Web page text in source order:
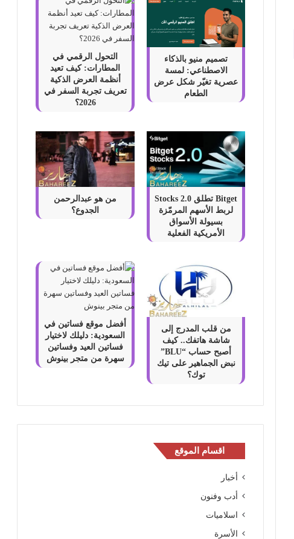
تصميم منيو بالذكاء
الاصطناعي: لمسة
عصرية تغيّر شكل عرض
الطعام
التحول الرقمي في
المطارات: كيف تعيد
أنظمة العرض الذكية
تعريف تجربة السفر في
2026؟
Bitget تطلق Stocks 2.0
لربط الأسهم المرمّزة
بسيولة الأسواق
الأمريكية الفعلية
من هو عبدالرحمن
الجدوع؟
من قلب المدرج إلى
شاشة هاتفك.. كيف
أصبح حساب “BLU”
نبض الجماهير على تيك
توك؟
أفضل موقع فساتين في
السعودية: دليلك لاختيار
فساتين العيد وفساتين
سهرة من متجر بينوش
اقسام الموقع
أخبار
أدب وفنون
اسلاميات
الأسرة